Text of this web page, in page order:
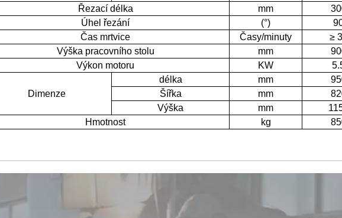
Řezací délka mm
Úhel řezání (°)
Čas mrtvice Časy/minuty
≥
Výška pracovního stolu mm
Výkon motoru KW
Dimenze
délka mm
Šířka mm
Výška mm
Hmotnost kg